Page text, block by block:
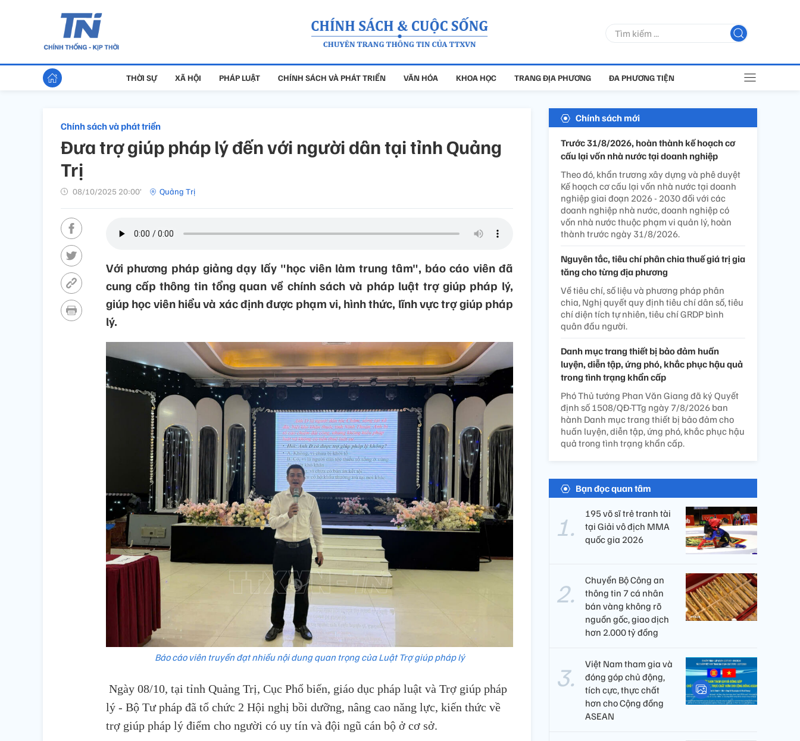
THỜI SỰ XÃ HỘI PHÁP LUẬT CHÍNH SÁCH VÀ PHÁT TRIỂN VĂN HÓA KHOA HỌC TRANG ĐỊA PHƯƠNG ĐA PHƯƠNG TIỆN
Chính sách và phát triển
Đưa trợ giúp pháp lý đến với người dân tại tỉnh Quảng
Trị
08/10/2025 20:00’ Quảng Trị
Với phương pháp giảng dạy lấy "học viên làm trung tâm", báo cáo viên đã
cung cấp thông tin tổng quan về chính sách và pháp luật trợ giúp pháp lý,
giúp học viên hiểu và xác định được phạm vi, hình thức, lĩnh vực trợ giúp pháp
lý.
Báo cáo viên truyền đạt nhiều nội dung quan trọng của Luật Trợ giúp pháp lý
Ngày 08/10, tại tỉnh Quảng Trị, Cục Phổ biến, giáo dục pháp luật và Trợ giúp pháp
lý - Bộ Tư pháp đã tổ chức 2 Hội nghị bồi dưỡng, nâng cao năng lực, kiến thức về
trợ giúp pháp lý điểm cho người có uy tín và đội ngũ cán bộ ở cơ sở.
Chính sách mới
Trước 31/8/2026, hoàn thành kế hoạch cơ
cấu lại vốn nhà nước tại doanh nghiệp
Theo đó, khẩn trương xây dựng và phê duyệt
Kế hoạch cơ cấu lại vốn nhà nước tại doanh
nghiệp giai đoạn 2026 - 2030 đối với các
doanh nghiệp nhà nước, doanh nghiệp có
vốn nhà nước thuộc phạm vi quản lý, hoàn
thành trước ngày 31/8/2026.
Nguyên tắc, tiêu chí phân chia thuế giá trị gia
tăng cho từng địa phương
Về tiêu chí, số liệu và phương pháp phân
chia, Nghị quyết quy định tiêu chí dân số, tiêu
chí diện tích tự nhiên, tiêu chí GRDP bình
quân đầu người.
Danh mục trang thiết bị bảo đảm huấn
luyện, diễn tập, ứng phó, khắc phục hậu quả
trong tình trạng khẩn cấp
Phó Thủ tướng Phan Văn Giang đã ký Quyết
định số 1508/QĐ-TTg ngày 7/8/2026 ban
hành Danh mục trang thiết bị bảo đảm cho
huấn luyện, diễn tập, ứng phó, khắc phục hậu
quả trong tình trạng khẩn cấp.
Bạn đọc quan tâm
195 võ sĩ trẻ tranh tài
tại Giải vô địch MMA
quốc gia 2026
Chuyển Bộ Công an
thông tin 7 cá nhân
bán vàng không rõ
nguồn gốc, giao dịch
hơn 2.000 tỷ đồng
Việt Nam tham gia và
đóng góp chủ động,
tích cực, thực chất
hơn cho Cộng đồng
ASEAN